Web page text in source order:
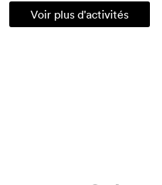
Voir plus d'activités